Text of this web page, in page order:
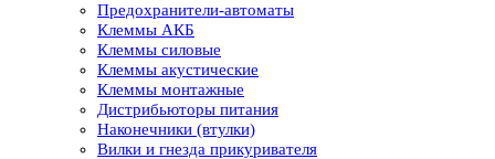
Предохранители-автоматы
Клеммы АКБ
Клеммы силовые
Клеммы акустические
Клеммы монтажные
Дистрибьюторы питания
Наконечники (втулки)
Вилки и гнезда прикуривателя